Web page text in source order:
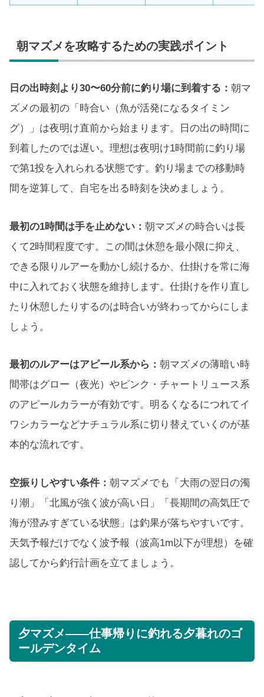
朝マズメを攻略するための実践ポイント
日の出時刻より30〜60分前に釣り場に到着する： 朝マ
ズメの最初の「時合い（魚が活発になるタイミン
グ）」は夜明け直前から始まります。日の出の時間に
到着したのでは遅い。理想は夜明け1時間前に釣り場
で第1投を入れられる状態です。釣り場までの移動時
間を逆算して、自宅を出る時刻を決めましょう。
最初の1時間は手を止めない： 朝マズメの時合いは長
くて2時間程度です。この間は休憩を最小限に抑え、
できる限りルアーを動かし続けるか、仕掛けを常に海
中に入れておく状態を維持します。仕掛けを作り直し
たり休憩したりするのは時合いが終わってからにしま
しょう。
最初のルアーはアピール系から： 朝マズメの薄暗い時
間帯はグロー（夜光）やピンク・チャートリュース系
のアピールカラーが有効です。明るくなるにつれてイ
ワシカラーなどナチュラル系に切り替えていくのが基
本的な流れです。
空振りしやすい条件： 朝マズメでも「大雨の翌日の濁
り潮」「北風が強く波が高い日」「長期間の高気圧で
海が澄みすぎている状態」は釣果が落ちやすいです。
天気予報だけでなく波予報（波高1m以下が理想）を確
認してから釣行計画を立てましょう。
夕マズメ——仕事帰りに釣れる夕暮れのゴ
ールデンタイム